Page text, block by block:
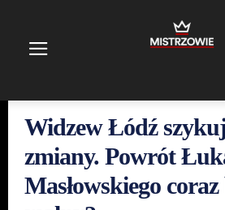
Widzew Łódź
zmiany. Powrót
Masłowskiego